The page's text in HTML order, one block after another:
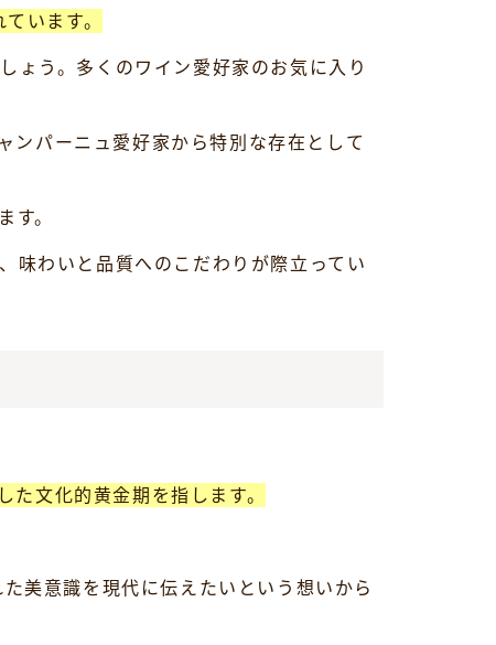
います。
ょう。多くのワイン愛好家のお気に入り
パーニュ愛好家から特別な存在として
。
味わいと品質へのこだわりが際立ってい
文化的黄金期を指します。
美意識を現代に伝えたいという想いから